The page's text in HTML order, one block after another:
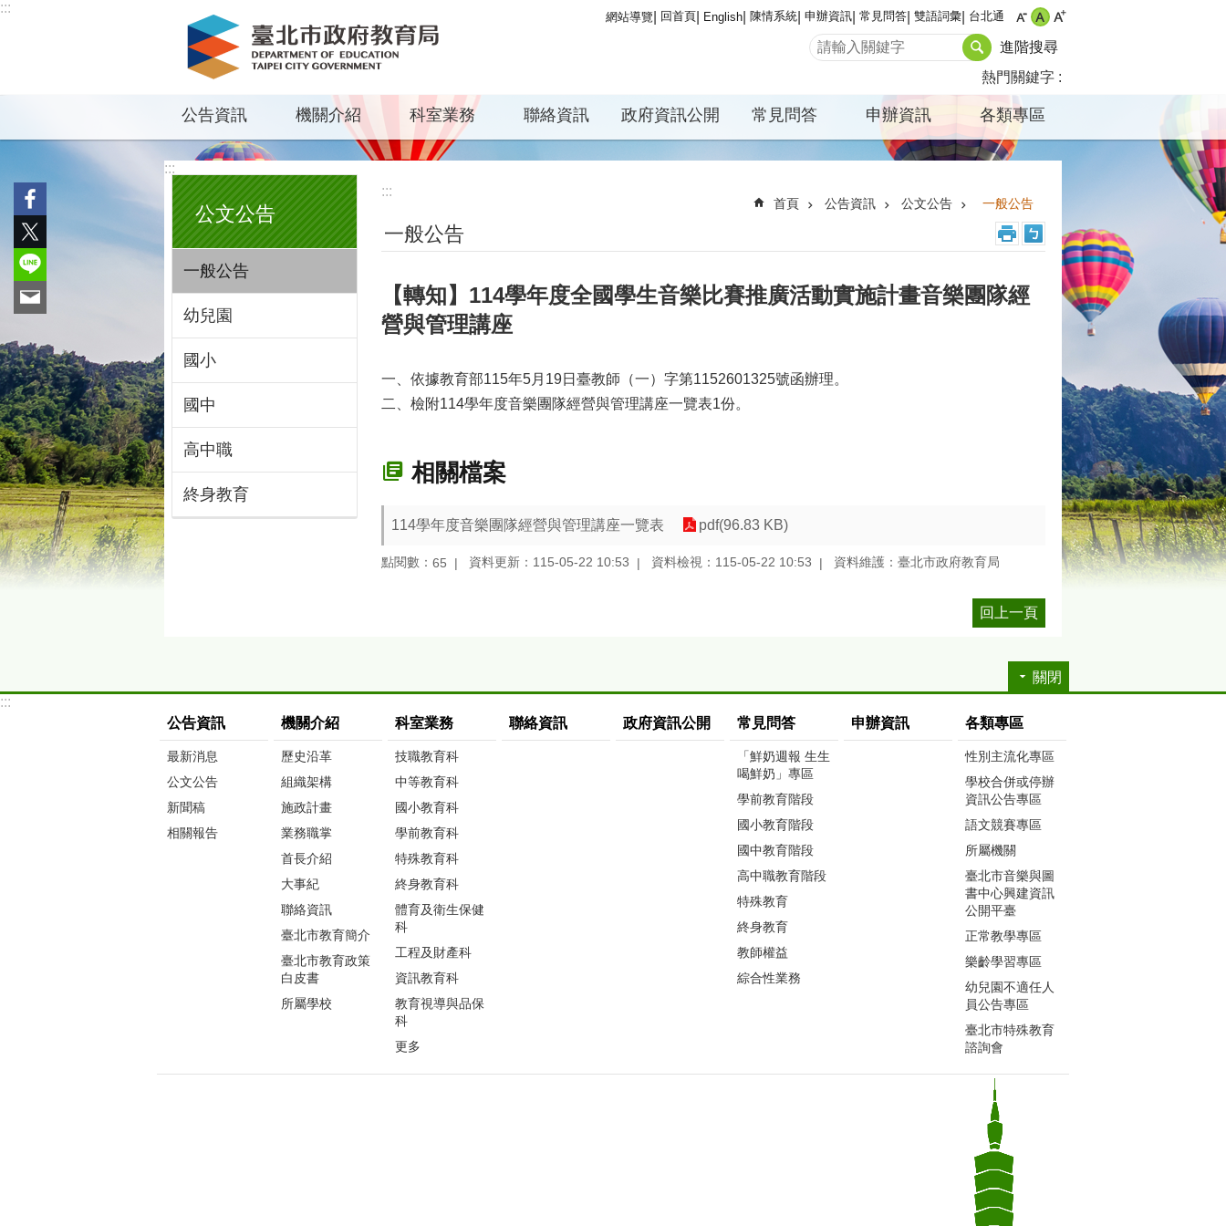
跳到主要內容區塊
:::
網站導覽 回首頁 English 陳情系統 申辦資訊 常見問答 雙語詞彙 台北通
進階搜尋
熱門關鍵字
公告資訊 機關介紹 科室業務 聯絡資訊 政府資訊公開 常見問答 申辦資訊 各類專區
:::
公文公告
一般公告
幼兒園
國小
國中
高中職
終身教育
:::
首頁 公告資訊 公文公告 一般公告
一般公告
【轉知】114學年度全國學生音樂比賽推廣活動實施計畫音樂團隊經
營與管理講座
一、依據教育部115年5月19日臺教師（一）字第1152601325號函辦理。
二、檢附114學年度音樂團隊經營與管理講座一覽表1份。
相關檔案
114學年度音樂團隊經營與管理講座一覽表 pdf(96.83 KB)
點閱數： 65 資料更新：115-05-22 10:53 資料檢視：115-05-22 10:53 資料維護：臺北市政府教育局
回上一頁
關閉
:::
公告資訊
最新消息
公文公告
新聞稿
相關報告
機關介紹
歷史沿革
組織架構
施政計畫
業務職掌
首長介紹
大事紀
聯絡資訊
臺北市教育簡介
臺北市教育政策
白皮書
所屬學校
科室業務
技職教育科
中等教育科
國小教育科
學前教育科
特殊教育科
終身教育科
體育及衛生保健
科
工程及財產科
資訊教育科
教育視導與品保
科
更多
聯絡資訊 政府資訊公開 常見問答
「鮮奶週報 生生
喝鮮奶」專區
學前教育階段
國小教育階段
國中教育階段
高中職教育階段
特殊教育
終身教育
教師權益
綜合性業務
申辦資訊 各類專區
性別主流化專區
學校合併或停辦
資訊公告專區
語文競賽專區
所屬機關
臺北市音樂與圖
書中心興建資訊
公開平臺
正常教學專區
樂齡學習專區
幼兒園不適任人
員公告專區
臺北市特殊教育
諮詢會